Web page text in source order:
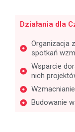
Działania dla
Organizacja
spotkań
Wsparcie
nich
Budowanie